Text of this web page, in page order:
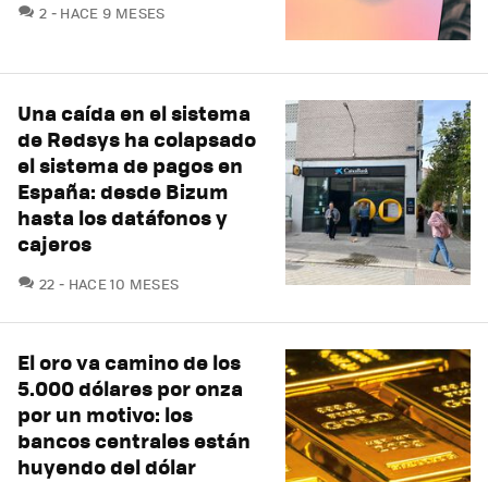
2 COMENTARIOS
HACE 9 MESES
Una caída en el sistema
de Redsys ha colapsado
el sistema de pagos en
España: desde Bizum
hasta los datáfonos y
cajeros
22 COMENTARIOS
HACE 10 MESES
El oro va camino de los
5.000 dólares por onza
por un motivo: los
bancos centrales están
huyendo del dólar